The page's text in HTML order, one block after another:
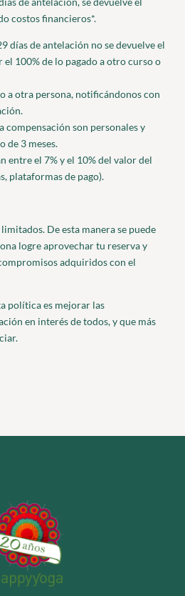
costos financieros*.
días de antelación no se devuelve el
100% de lo pagado a otro curso o
a otra persona, notificándonos con
compensación son personales y
de 3 meses.
entre el 7% y el 10% del valor del
plataformas de pago).
De esta manera se puede
logre aprovechar tu reserva y
adquiridos con el
política es mejorar las
en interés de todos, y que más